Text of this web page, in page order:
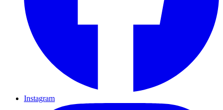
Instagram